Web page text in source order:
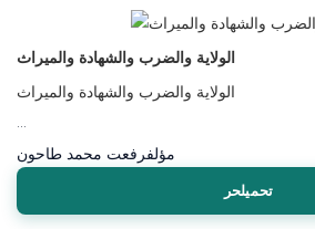
الولاية والضرب والشهادة والميراث
الولاية والضرب والشهادة والميراث
مؤلفرفعت محمد طاحون
تحميلحر